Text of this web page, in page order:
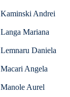
Kaminski Andrei
Langa Mariana
Lemnaru Daniela
Macari Angela
Manole Aurel